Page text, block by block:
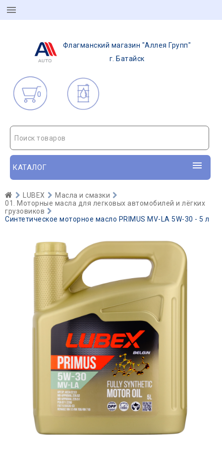
Флагманский магазин "Аллея Групп"
г. Батайск
0
Поиск товаров
КАТАЛОГ
LUBEX
Масла и смазки
01. Моторные масла для легковых автомобилей и лёгких
грузовиков
Синтетическое моторное масло PRIMUS MV-LA 5W-30 - 5 л